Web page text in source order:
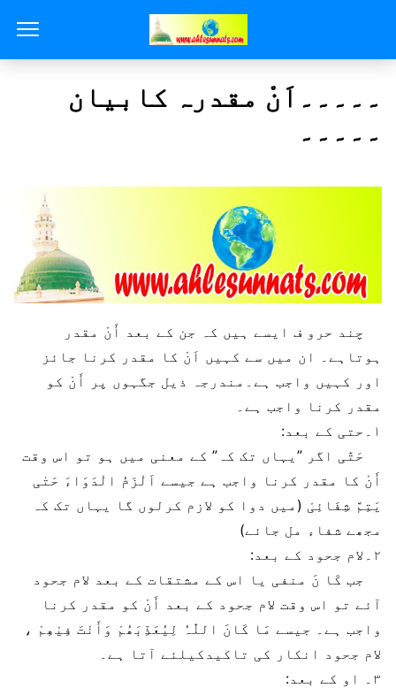
۔۔۔۔۔اَنْ مقدرہ کابیان
۔۔۔۔۔
چند حرو ف ایسے ہیں کہ جن کے بعد أَنْ مقدر
ہوتاہے۔ ان میں سے کہیں اَنْ کا مقدر کرنا جائز
اور کہیں واجب ہے۔مندرجہ ذیل جگہوں پر أَنْ کو
مقدر کرنا واجب ہے۔
۱۔حتی کے بعد:
حَتّٰی اگر ”یہاں تک کہ” کے معنی میں ہو تو اس وقت
أَنْ کا مقدر کرنا واجب ہے جیسے اَلْزَمُ الْدَوَاءَ حَتٰی
یَتِمَّ شِفَائِیْ (میں دوا کو لازم کرلوں گا یہاں تک کہ
مجھے شفاء مل جائے)
۲۔لام جحود کے بعد:
جب کَا نَ منفی یا اس کے مشتقات کے بعد لام جحود
آئے تو اس وقت لام جحود کے بعد أَنْ کو مقدر کرنا
واجب ہے۔ جیسے مَا کَانَ اللّٰہُ لِیُعَذِّبَھُمْ وَأَنْتَ فِیْھِمْ ،
لام جحود انکار کی تاکیدکیلئے آتا ہے۔
۳۔ او کے بعد: